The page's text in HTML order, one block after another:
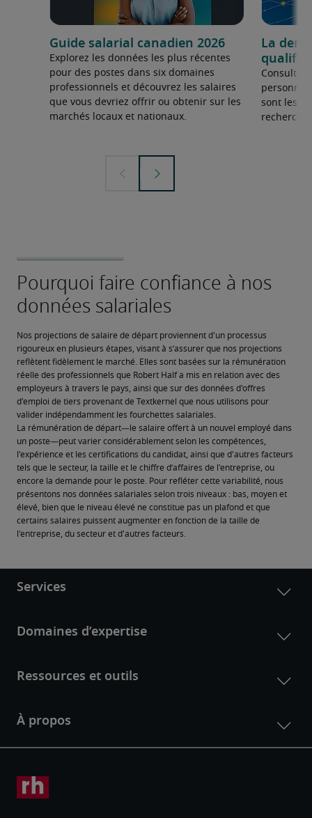
Guide salarial canadien 2026
Explorez les données les plus récentes
pour des postes dans six domaines
professionnels et découvrez les salaires
que vous devriez offrir ou obtenir sur les
marchés locaux et nationaux.
La
qualifié
Consultez
personnel
sont les
Nos projections de salaire de départ proviennent d'un processus
rigoureux en plusieurs étapes, visant à s’assurer que nos projections
reflètent fidèlement le marché. Elles sont basées sur la rémunération
réelle des professionnels que Robert Half a mis en relation avec des
employeurs à travers le pays, ainsi que sur des données d'offres
d'emploi de tiers provenant de Textkernel que nous utilisons pour
valider indépendamment les fourchettes salariales.
La rémunération de départ—le salaire offert à un nouvel employé dans
un poste—peut varier considérablement selon les compétences,
l'expérience et les certifications du candidat, ainsi que d'autres facteurs
tels que le secteur, la taille et le chiffre d’affaires de l'entreprise, ou
encore la demande pour le poste. Pour refléter cette variabilité, nous
présentons nos données salariales selon trois niveaux : bas, moyen et
élevé, bien que le niveau élevé ne constitue pas un plafond et que
certains salaires puissent augmenter en fonction de la taille de
l'entreprise, du secteur et d'autres facteurs.